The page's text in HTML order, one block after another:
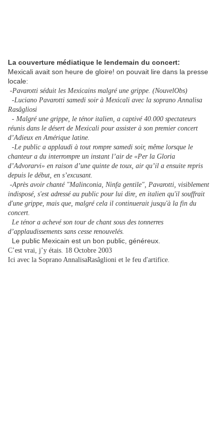
La couverture médiatique le lendemain du concert:
Mexicali avait son heure de gloire! on pouvait lire dans la presse
locale:
-Pavarotti séduit les Mexicains malgré une grippe. (NouvelObs)
-Luciano Pavarotti samedi soir à Mexicali avec la soprano Annalisa
Rasâgliosi
- Malgré une grippe, le ténor italien, a captivé 40.000 spectateurs
réunis dans le désert de Mexicali pour assister à son premier concert
d’Adieux en Amérique latine.
-Le public a applaudi à tout rompre samedi soir, même lorsque le
chanteur a du interrompre un instant l’air de «Per la Gloria
d’Advorarvi» en raison d’une quinte de toux, air qu’il a ensuite repris
depuis le début, en s’excusant.
-Après avoir chanté "Malinconia, Ninfa gentile", Pavarotti, visiblement
indisposé, s'est adressé au public pour lui dire, en italien qu'il souffrait
d'une grippe, mais que, malgré cela il continuerait jusqu'à la fin du
concert.
Le ténor a achevé son tour de chant sous des tonnerres
d’applaudissements sans cesse renouvelés.
Le public Mexicain est un bon public, généreux.
C’est vrai, j’y étais. 18 Octobre 2003
Ici avec la Soprano AnnalisaRasâglioni et le feu d'artifice.